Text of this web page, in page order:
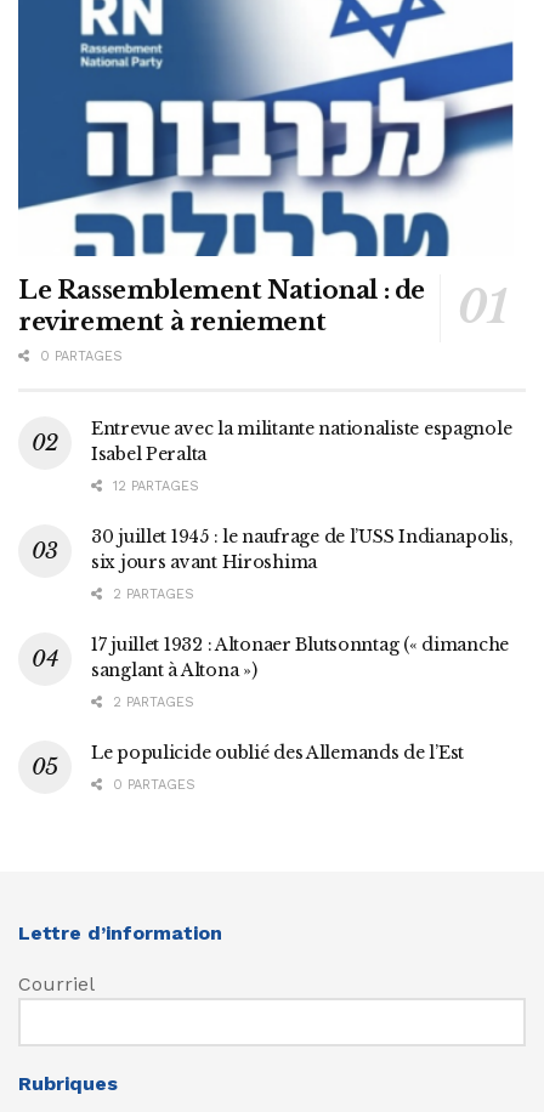
Le Rassemblement National : de
revirement à reniement
0 PARTAGES
Entrevue avec la militante nationaliste espagnole
Isabel Peralta
12 PARTAGES
30 juillet 1945 : le naufrage de l’USS Indianapolis,
six jours avant Hiroshima
2 PARTAGES
17 juillet 1932 : Altonaer Blutsonntag (« dimanche
sanglant à Altona »)
2 PARTAGES
Le populicide oublié des Allemands de l’Est
0 PARTAGES
Lettre d’information
Courriel
Rubriques